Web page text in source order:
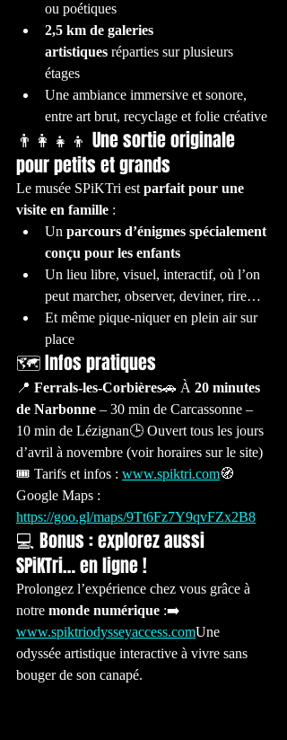
ou poétiques
2,5 km de galeries
artistiques réparties sur plusieurs
étages
Une ambiance immersive et sonore,
entre art brut, recyclage et folie créative
👨‍👩‍👧‍👦 Une sortie originale
pour petits et grands
Le musée SPiKTri est parfait pour une
visite en famille :
Un parcours d’énigmes spécialement
conçu pour les enfants
Un lieu libre, visuel, interactif, où l’on
peut marcher, observer, deviner, rire…
Et même pique-niquer en plein air sur
place
🗺️ Infos pratiques
📍 Ferrals-les-Corbières🚗 À 20 minutes
de Narbonne – 30 min de Carcassonne –
10 min de Lézignan🕒 Ouvert tous les jours
d’avril à novembre (voir horaires sur le site)
🎟️ Tarifs et infos : www.spiktri.com🧭
Google Maps :
https://goo.gl/maps/9Tt6Fz7Y9qvFZx2B8
💻 Bonus : explorez aussi
SPiKTri… en ligne !
Prolongez l’expérience chez vous grâce à
notre monde numérique :➡️
www.spiktriodysseyaccess.comUne
odyssée artistique interactive à vivre sans
bouger de son canapé.